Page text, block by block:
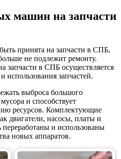
машин на запчасти
принята на запчасти в СПБ,
не подлежит ремонту.
запчасти в СПБ осуществляется
использования запчастей.
выброса большого
и способствует
ресурсов. Комплектующие
двигатели, насосы, платы и
переработаны и использованы
новых аппаратов.